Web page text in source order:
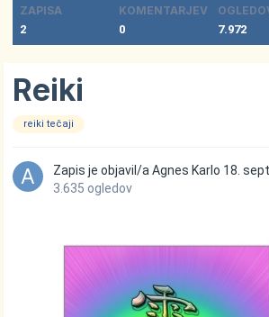
ZAPISA
2
KOMENTARJEV
0
7.972
Reiki
reiki tečaji
Zapis je objavil/aAgnes Karlo 18.
3.635 ogledov